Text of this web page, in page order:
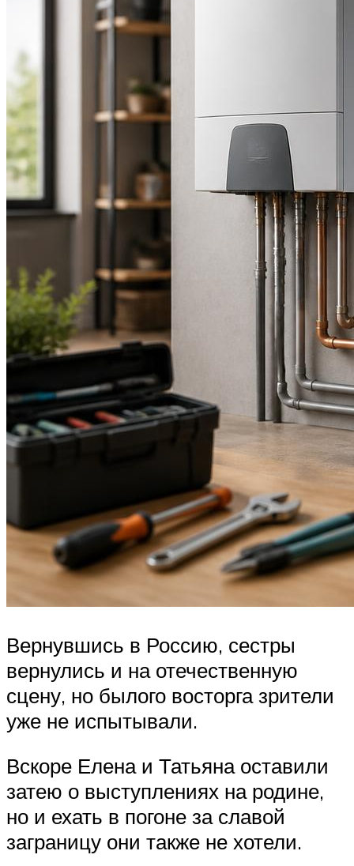
Вернувшись в Россию, сестры
вернулись и на отечественную
сцену, но былого восторга зрители
уже не испытывали.
Вскоре Елена и Татьяна оставили
затею о выступлениях на родине,
но и ехать в погоне за славой
заграницу они также не хотели.